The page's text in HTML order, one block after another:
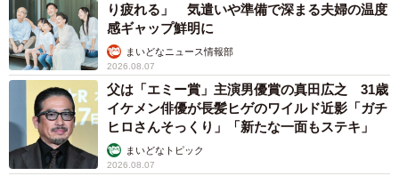
り疲れる」 気遣いや準備で深まる夫婦の温度
感ギャップ鮮明に
まいどなニュース情報部
2026.08.07
父は「エミー賞」主演男優賞の真田広之 31歳
イケメン俳優が長髪ヒゲのワイルド近影「ガチ
ヒロさんそっくり」「新たな一面もステキ」
まいどなトピック
2026.08.07